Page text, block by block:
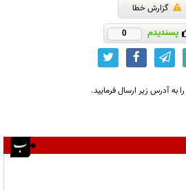
گزارش خطا
پسندیدم 0
به آدرس زیر ارسال فرمایید.